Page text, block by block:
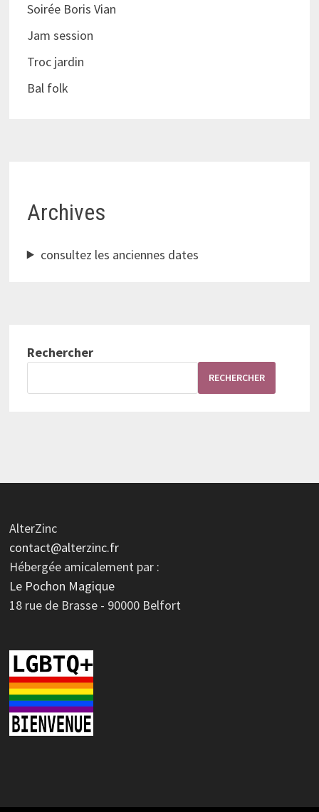
Soirée Boris Vian
Jam session
Troc jardin
Bal folk
Archives
consultez les anciennes dates
Rechercher
RECHERCHER
AlterZinc
contact@alterzinc.fr
Hébergée amicalement par :
Le Pochon Magique
18 rue de Brasse - 90000 Belfort